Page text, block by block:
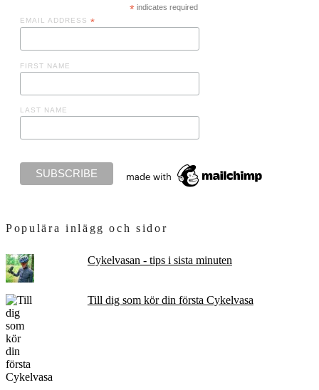
*indicates required
EMAIL ADDRESS *
FIRST NAME
LAST NAME
Populära inlägg och sidor
Cykelvasan - tips i sista minuten
Till dig som kör din första Cykelvasa